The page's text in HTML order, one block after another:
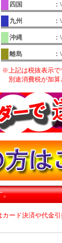
四国
九州
沖縄
離島
※上記は税抜表示で
別途消費税が加算
。
ード決済や代金